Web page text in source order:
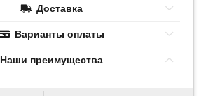
Доставка
Варианты оплаты
Наши преимущества